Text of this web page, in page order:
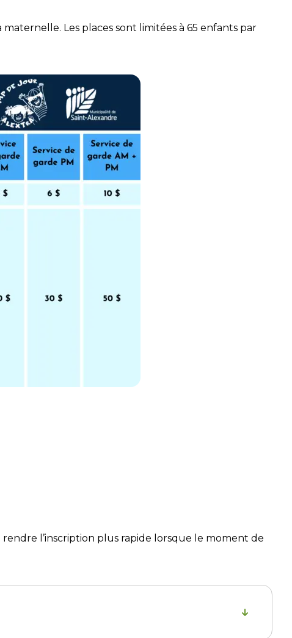
Les places sont limitées à 65 enfants par
l’inscription plus rapide lorsque le moment de